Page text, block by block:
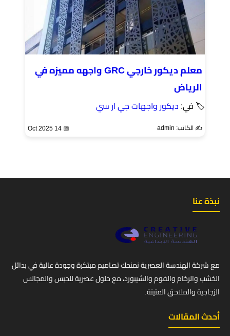
معلم ديكور خارجي GRC واجهه مميزه في
الرياض
🏷 في: ديكور واجهات جي ار سي
✍️ الكاتب: admin 📅 14 Oct 2025
نبذة عنا
مع شركة الهندسة العصرية نمنحك تصاميم مبتكرة وجودة عالية في بدائل
الخشب والرخام والفوم والشيبورد، مع حلول عصرية للجبس والمجالس
الزجاجية والملاحق المتينة.
أحدث المقالات